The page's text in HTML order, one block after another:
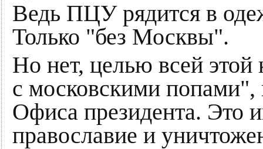
Ведь ПЦУ рядится в
Только "без Москвы".
Но нет, целью всей этой
с московскими попами",
Офиса президента. Это
православие и